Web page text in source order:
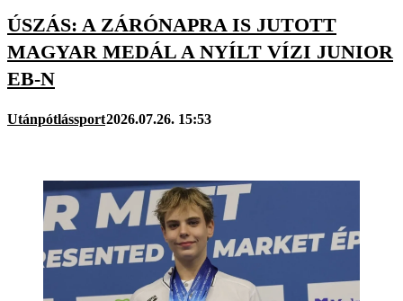
ÚSZÁS: A ZÁRÓNAPRA IS JUTOTT
MAGYAR MEDÁL A NYÍLT VÍZI JUNIOR
EB-N
Utánpótlássport2026.07.26. 15:53